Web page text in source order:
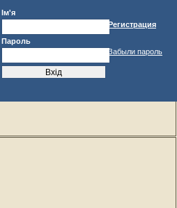
Ім'я
Пароль
Регистрация
Забыли пароль